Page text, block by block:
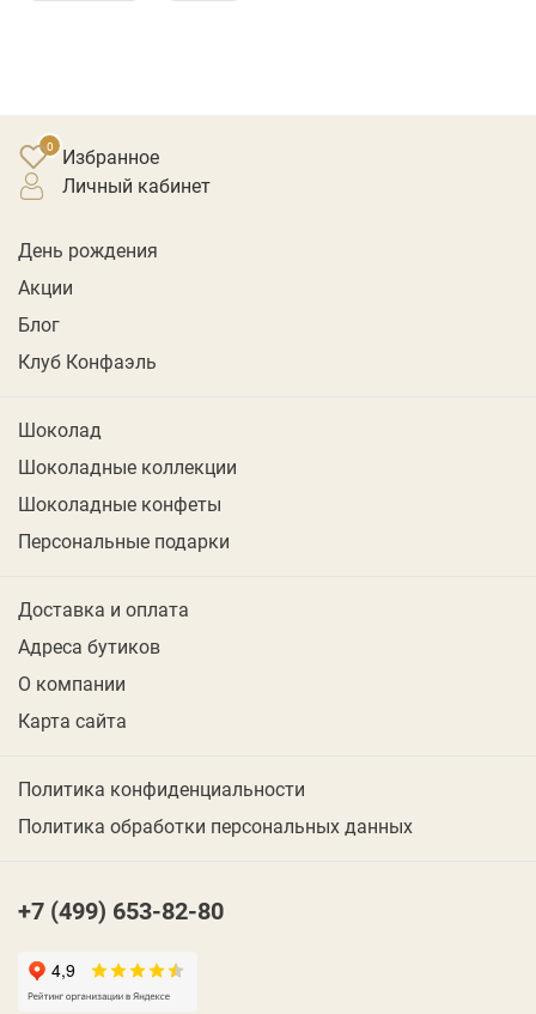
Избранное
личный кабинет
День рождения
Акции
Блог
Клуб Конфаэль
Шоколад
Шоколадные коллекции
Шоколадные конфеты
Персональные подарки
Доставка и оплата
Адреса бутиков
О компании
Карта сайта
Политика конфиденциальности
Политика обработки персональных данных
+7 (499) 653-82-80